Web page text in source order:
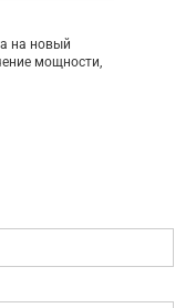
на новый
мощности,